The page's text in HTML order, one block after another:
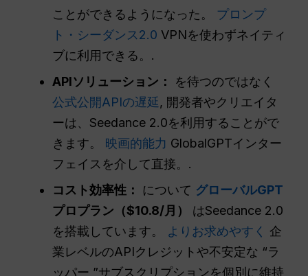
ことができるようになった。 プロンプ
ト・シーダンス2.0 VPNを使わずネイティ
ブに利用できる。.
APIソリューション：
を待つのではなく
公式公開APIの遅延, 開発者やクリエイタ
ーは、Seedance 2.0を利用することがで
きます。 映画的能力 GlobalGPTインター
フェイスを介して直接。.
コスト効率性：
について グローバルGPT
プロプラン（$10.8/月）
はSeedance 2.0
を搭載しています。
よりお求めやすく 企
業レベルのAPIクレジットや不安定な “ラ
ッパー ”サブスクリプションを個別に維持